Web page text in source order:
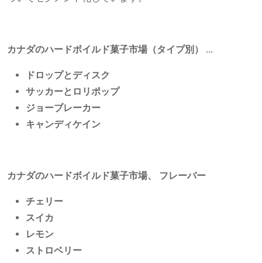
カナダのハードボイルド菓子市場（タイプ別） ...
ドロップとディスク
サッカーとロリポップ
ジョーブレーカー
キャンディケイン
カナダのハードボイルド菓子市場、 フレーバー
チェリー
スイカ
レモン
ストロベリー